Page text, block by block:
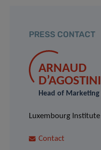
PRESS CONTACT
ARNAUD
D’AGOSTINI
Head of
Luxembourg
Contact